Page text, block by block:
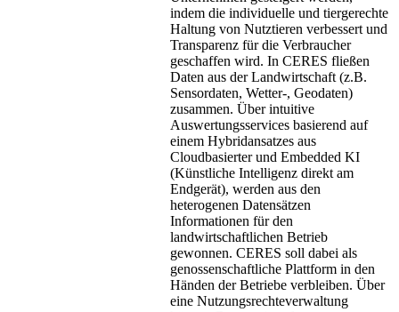
indem die individuelle und tiergerechte
Haltung von Nutztieren verbessert und
Transparenz für die Verbraucher
geschaffen wird. In CERES fließen
Daten aus der Landwirtschaft (z.B.
Sensordaten, Wetter-, Geodaten)
zusammen. Über intuitive
Auswertungsservices basierend auf
einem Hybridansatzes aus
Cloudbasierter und Embedded KI
(Künstliche Intelligenz direkt am
Endgerät), werden aus den
heterogenen Datensätzen
Informationen für den
landwirtschaftlichen Betrieb
gewonnen. CERES soll dabei als
genossenschaftliche Plattform in den
Händen der Betriebe verbleiben. Über
eine Nutzungsrechteverwaltung